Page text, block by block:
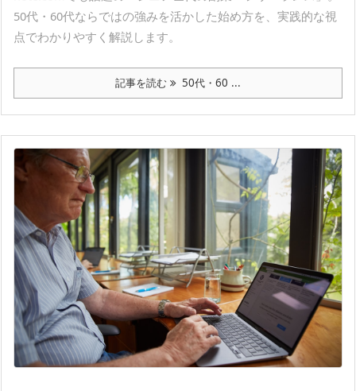
50代・60代ならではの強みを活かした始め方を、実践的な視
点でわかりやすく解説します。
記事を読む 50代・60 ...